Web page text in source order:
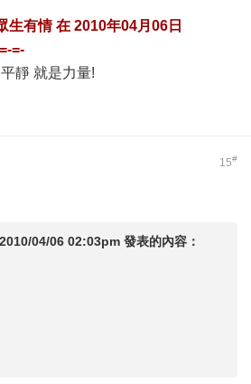
生有情在 2010年04月06日
=-
靜 就是力量!
15#
2010/04/06 02:03pm 發表的內容：